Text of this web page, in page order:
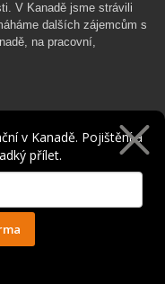
V Kanadě jsme strávili
dalších zájemcům s
na pracovní,
v Kanadě. Pojištění a
přílet.